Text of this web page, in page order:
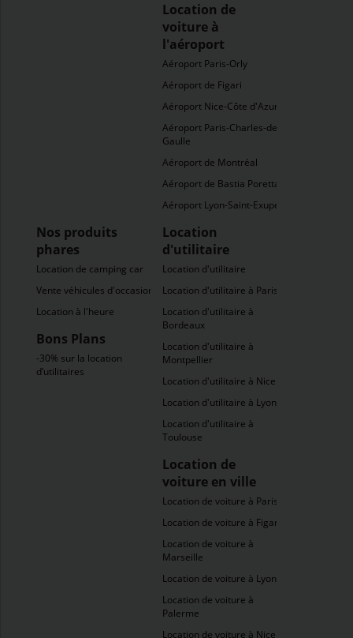
Location de
voiture à
l'aéroport
Aéroport Paris-Orly
Aéroport de Figari
Aéroport Nice-Côte d'Azur
Aéroport Paris-Charles-de-
Gaulle
Aéroport de Montréal
Aéroport de Bastia Poretta
Aéroport Lyon-Saint-Exupéry
Nos produits
phares
Location de camping car
Vente véhicules d'occasion
Location à l'heure
Bons Plans
-30% sur la location
d’utilitaires
Location
d'utilitaire
Location d'utilitaire
Location d'utilitaire à Paris
Location d'utilitaire à
Bordeaux
Location d'utilitaire à
Montpellier
Location d'utilitaire à Nice
Location d'utilitaire à Lyon
Location d'utilitaire à
Toulouse
Location de
voiture en ville
Location de voiture à Paris
Location de voiture à Figari
Location de voiture à
Marseille
Location de voiture à Lyon
Location de voiture à
Palerme
Location de voiture à Nice